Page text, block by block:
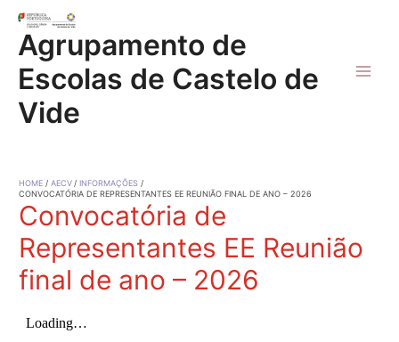
content
Agrupamento de
Escolas de Castelo de
Vide
HOME AECV
INFORMAÇÕES
CONVOCATÓRIA DE REPRESENTANTES EE REUNIÃO FINAL DE ANO – 2026
Convocatória de
Representantes EE Reunião
final de ano – 2026